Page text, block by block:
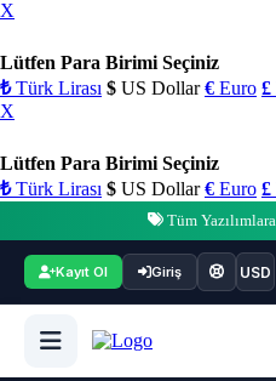
X
Lütfen Para Birimi Seçiniz
₺Türk Lirası $ US Dollar € Euro £
X
Lütfen Para Birimi Seçiniz
₺Türk Lirası $ US Dollar € Euro £
Tüm
Kayıt Ol Giriş USD